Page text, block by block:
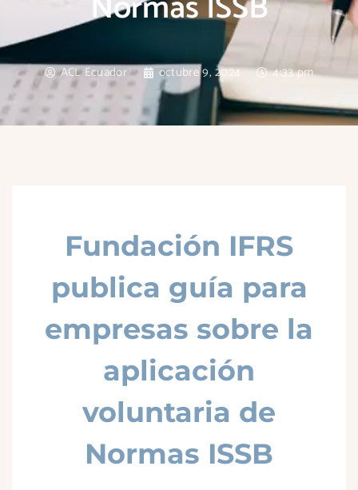
ACL Ecuador octubre 9, 2024 4:33 pm
Fundación IFRS
publica guía para
empresas sobre la
aplicación
voluntaria de
Normas ISSB